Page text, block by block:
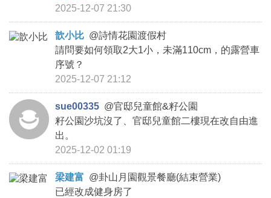
2025-12-07 21:30
歆小比 @詩情花園渡假村
請問要如何領取2大1小，未滿110cm，的露營車
序號？
2025-12-07 21:12
sue00335 @官邸兒童館&籽公園
籽公園沙坑沒了、官邸兒童館二樓現在改自由進
出。
2025-12-02 01:19
梁建富 @卦山月園觀景餐廳(結束營業)
已經改成健身房了